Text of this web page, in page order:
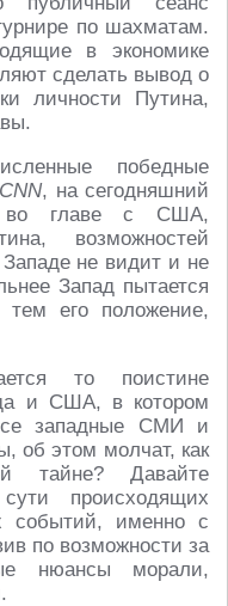
по шахматам.
в экономике
сделать вывод о
личности Путина,
победные
CNN, на сегодняшний
главе с США,
возможностей
не видит и не
Запад пытается
тем его положение,
то поистине
и США, в котором
западные СМИ и
об этом молчат, как
тайне? Давайте
происходящих
событий, именно с
по возможности за
нюансы морали,